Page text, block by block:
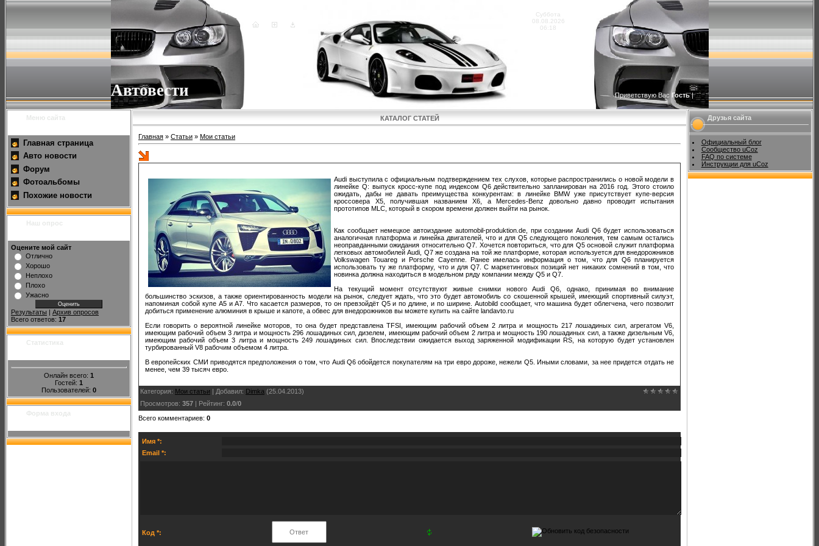
Автовести
Суббота
08.08.2026
06:18
Приветствую Вас Гость|RSS
Меню сайта
Главная страница
Авто новости
Форум
Фотоальбомы
Похожие новости
Наш опрос
Оцените мой сайт
Отлично
Хорошо
Неплохо
Плохо
Ужасно
Результаты | Архив опросов
Всего ответов: 17
Статистика
Онлайн всего: 1
Гостей: 1
Пользователей: 0
Форма входа
КАТАЛОГ СТАТЕЙ
Главная » Статьи » Мои статьи
Audi выступила с официальным подтверждением тех слухов, которые распространились о новой модели в
линейке Q: выпуск кросс-купе под индексом Q6 действительно запланирован на 2016 год. Этого стоило
ожидать, дабы не давать преимущества конкурентам: в линейке BMW уже присутствует купе-версия
кроссовера X5, получившая названием X6, а Mercedes-Benz довольно давно проводит испытания
прототипов MLC, который в скором времени должен выйти на рынок.
Как сообщает немецкое автоиздание automobil-produktion.de, при создании Audi Q6 будет использоваться
аналогичная платформа и линейка двигателей, что и для Q5 следующего поколения, тем самым остались
неоправданными ожидания относительно Q7. Хочется повториться, что для Q5 основой служит платформа
легковых автомобилей Audi, Q7 же создана на той же платформе, которая используется для внедорожников
Volkswagen Touareg и Porsche Cayenne. Ранее имелась информация о том, что для Q6 планируется
использовать ту же платформу, что и для Q7. С маркетинговых позиций нет никаких сомнений в том, что
новинка должна находиться в модельном ряду компании между Q5 и Q7.
На текущий момент отсутствуют живые снимки нового Audi Q6, однако, принимая во внимание
большинство эскизов, а также ориентированность модели на рынок, следует ждать, что это будет автомобиль со скошенной крышей, имеющий спортивный силуэт,
напоминая собой купе А5 и А7. Что касается размеров, то он превзойдёт Q5 и по длине, и по ширине. Autobild сообщает, что машина будет облегчена, чего позволит
добиться применение алюминия в крыше и капоте, а обвес для внедорожников вы можете купить на сайте landavto.ru
Если говорить о вероятной линейке моторов, то она будет представлена TFSI, имеющим рабочий объем 2 литра и мощность 217 лошадиных сил, агрегатом V6,
имеющим рабочий объем 3 литра и мощность 296 лошадиных сил, дизелем, имеющим рабочий объем 2 литра и мощность 190 лошадиных сил, а также дизельным V6,
имеющим рабочий объем 3 литра и мощность 249 лошадиных сил. Впоследствии ожидается выход заряженной модификации RS, на которую будет установлен
турбированный V8 рабочим объемом 4 литра.
В европейских СМИ приводятся предположения о том, что Audi Q6 обойдется покупателям на три евро дороже, нежели Q5. Иными словами, за нее придется отдать не
менее, чем 39 тысяч евро.
Категория: Мои статьи | Добавил: Dimka (25.04.2013)
Просмотров: 357 | Рейтинг: 0.0/0
Всего комментариев: 0
Имя *:
Email *:
Код *:
Друзья сайта
Официальный блог
Сообщество uCoz
FAQ по системе
Инструкции для uCoz